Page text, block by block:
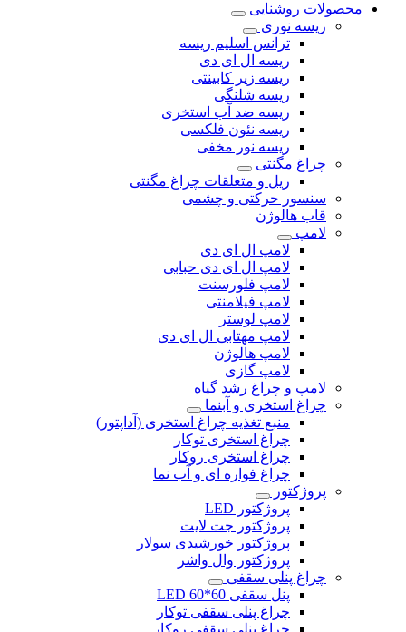
محصولات روشنایی
ریسه نوری
ترانس اسلیم ریسه
ریسه ال ای دی
ریسه زیر کابینتی
ریسه شلنگی
ریسه ضد آب استخری
ریسه نئون فلکسی
ریسه نور مخفی
چراغ مگنتی
ریل و متعلقات چراغ مگنتی
سنسور حرکتی و چشمی
قاب هالوژن
لامپ
لامپ ال ای دی
لامپ ال ای دی حبابی
لامپ فلورسنت
لامپ فیلامنتی
لامپ لوستر
لامپ مهتابی ال ای دی
لامپ هالوژن
لامپ گازی
لامپ و چراغ رشد گیاه
چراغ استخری و آبنما
منبع تغذیه چراغ استخری (آداپتور)
چراغ استخری توکار
چراغ استخری روکار
چراغ فواره ای و آب نما
پروژکتور
پروژکتور LED
پروژکتور جت لایت
پروژکتور خورشیدی سولار
پروژکتور وال واشر
چراغ پنلی سقفی
پنل سقفی 60*60 LED
چراغ پنلی سقفی توکار